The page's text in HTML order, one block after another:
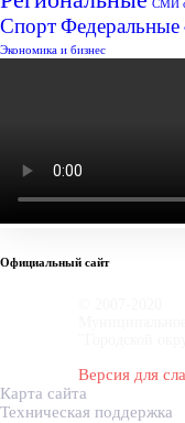
СМИ
СпортФедеральные
Экономика и бизнес
Официальный сайт
Версия для
Карта сайта
Техническая поддержка